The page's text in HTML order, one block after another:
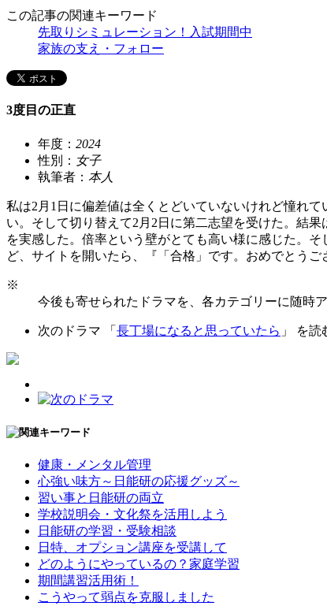
この記事の関連キーワード
先取りシミュレーション！入試期間中
家族の支え・フォロー
3度目の正直
年度： 2024
性別： 女子
執筆者： 本人
私は2月1日に偏差値は全くとどいていないけれど憧れ
い。そして切り替えて2月2日に第二志望を受けた。結
を実感した。倍率という壁がとても高い様に感じた。
ど、サイトを開いたら、『「合格」です。おめでとう
※
今後も寄せられたドラマを、各カテゴリーに随時
次のドラマ 「 長丁場になると思っていたら 」 を読
健康・メンタル管理
心強い味方～日能研の応援グッズ～
習い事と日能研の両立
学校説明会・文化祭を活用しよう
日能研の学習・受験相談
日特、オプション講座を受講して
どのようにやっているの？家庭学習
期間講習活用術！
こうやって弱点を克服しました